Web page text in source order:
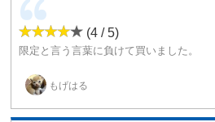
(4 / 5)
限定と言う言葉に負けて買いました。
チョコレートを食べてるような味でした。
もげはる